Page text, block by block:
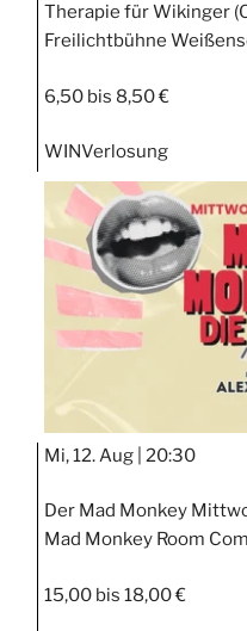
Therapie für Wikinger
Freilichtbühne
6,50 bis 8,50 €
WINVerlosung
Mi, 12. Aug | 20:30
Der Mad Monkey
Mad Monkey Room
15,00 bis 18,00 €